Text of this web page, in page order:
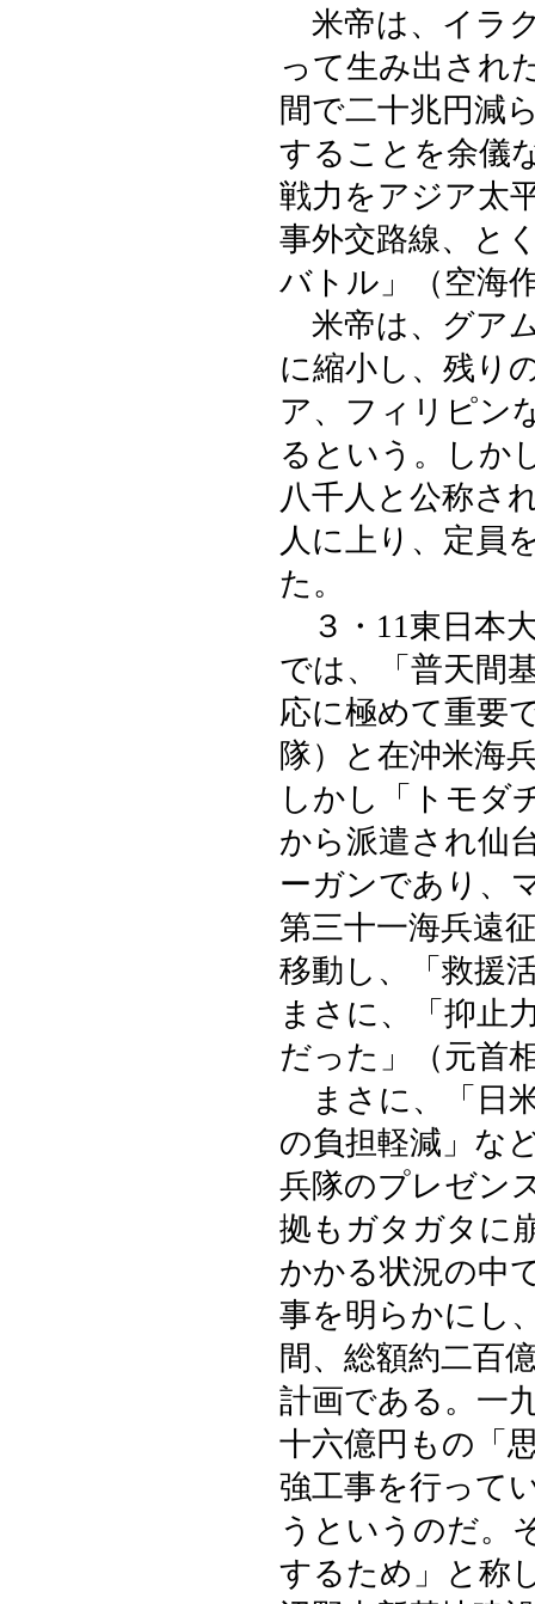
米帝は、イラ
って生み出され
間で二十兆円減
することを余儀
戦力をアジア太
事外交路線、と
バトル」（空海
米帝は、グア
に縮小し、残り
ア、フィリピン
るという。しか
八千人と公称さ
人に上り、定員
た。
３・11東日本
では、「普天間
応に極めて重要
隊）と在沖米海
しかし「トモダ
から派遣され仙
ーガンであり、
第三十一海兵遠
移動し、「救援
まさに、「抑止
だった」（元首
まさに、「日
の負担軽減」な
兵隊のプレゼン
拠もガタガタに
かかる状況の中
事を明らかにし
間、総額約二百
計画である。一
十六億円もの「
強工事を行って
うというのだ。
するため」と称